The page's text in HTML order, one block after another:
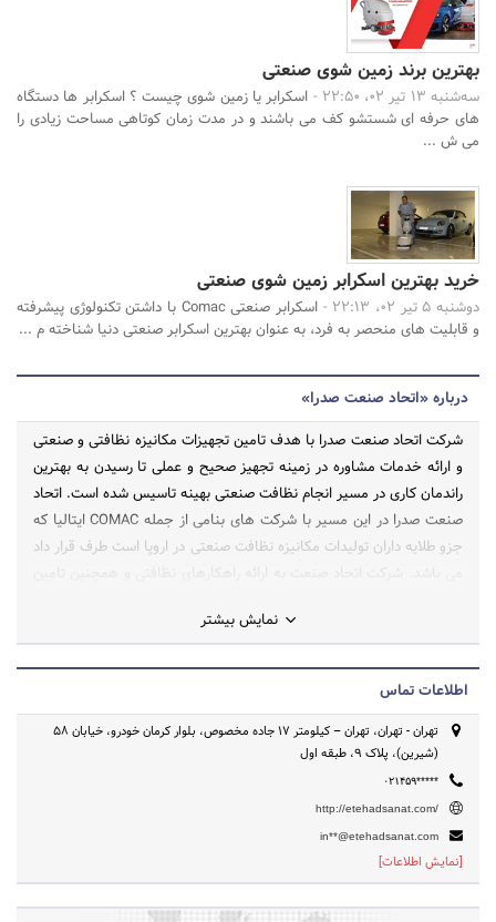
بهترین برند زمین شوی صنعتی
سه‌شنبه 13 تیر 02، 22:50 -
اسکرابر یا زمین شوی چیست ؟ اسکرابر ها دستگاه
های حرفه ای شستشو کف می باشند و در مدت زمان کوتاهی مساحت زیادی را
می ش ...
خرید بهترین اسکرابر زمین شوی صنعتی
دوشنبه 5 تیر 02، 22:13 -
اسکرابر صنعتی Comac با داشتن تکنولوژی پیشرفته
و قابلیت های منحصر به فرد، به عنوان بهترین اسکرابر صنعتی دنیا شناخته م ...
درباره «اتحاد صنعت صدرا»
شرکت اتحاد صنعت صدرا با هدف تامین تجهیزات مکانیزه نظافتی و صنعتی
و ارائه خدمات مشاوره در زمینه تجهیز صحیح و عملی تا رسیدن به بهترین
راندمان کاری در مسیر انجام نظافت صنعتی بهینه تاسیس شده است. اتحاد
صنعت صدرا در این مسیر با شرکت های بنامی از جمله COMAC ایتالیا که
جزو طلایه داران تولیدات مکانیزه نظافت صنعتی در اروپا است طرف قرار داد
تا کارخانه ها و نواحی صنعتی می پردازد. این شرکت به منظور انجام صحیح
کارشناسانه و خدمات پس از فروش مطمئن این مهم را سهل تر نماید.
نمایش بیشتر
اطلاعات تماس
تهران - تهران، تهران – کیلومتر ۱۷ جاده مخصوص، بلوار کرمان خودرو، خیابان ۵۸
(شیرین)، پلاک ۹، طبقه اول
۰۲۱۴۵۹*****
http://etehadsanat.com/
in**@etehadsanat.com
[نمایش اطلاعات]